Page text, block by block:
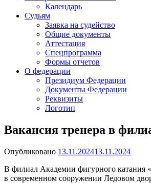
Календарь
Судьям
Заявка на судейство
Общие документы
Аттестация
Спецпрограмма
Формы отчетов
О федерации
Президиум Федерации
Документы Федерации
Реквизиты
Логотип
Вакансия тренера в
Опубликовано 13.11.202413.11.2024
В филиал Академии фигурного катания
в современном сооружении Ледовом